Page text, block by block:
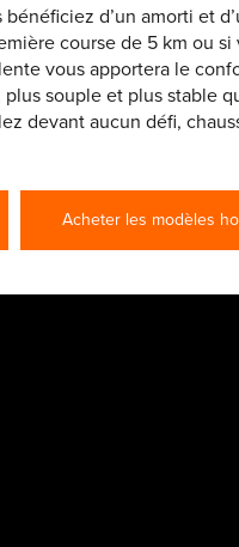
bénéficiez d’un amorti et
course de 5 km ou
vous apportera le
souple et plus stable
devant aucun défi,
Acheter les modèles